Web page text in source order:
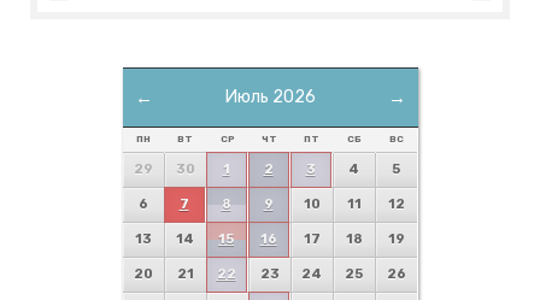
← →
Июль 2026
ПН ВТ СР ЧТ ПТ СБ ВС
29 30 1 2 3 4 5
6 7 8 9 10 11 12
13 14 15 16 17 18 19
20 21 22 23 24 25 26